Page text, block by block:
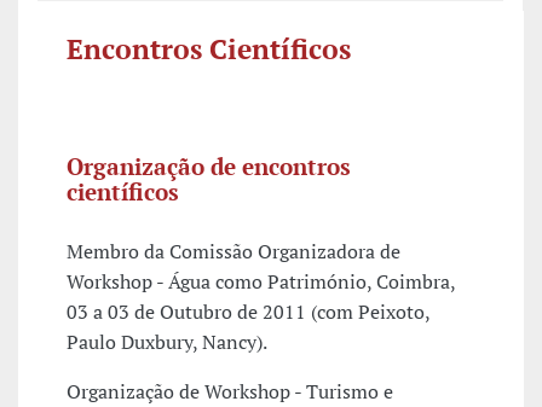
Encontros Científicos
Organização de encontros
científicos
Membro da Comissão Organizadora de
Workshop - Água como Património, Coimbra,
03 a 03 de Outubro de 2011 (com Peixoto,
Paulo Duxbury, Nancy).
Organização de Workshop - Turismo e